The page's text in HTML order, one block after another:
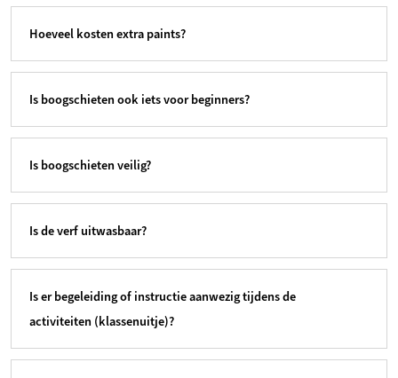
Hoeveel kosten extra paints?
Is boogschieten ook iets voor beginners?
Is boogschieten veilig?
Is de verf uitwasbaar?
Is er begeleiding of instructie aanwezig tijdens de
activiteiten (klassenuitje)?